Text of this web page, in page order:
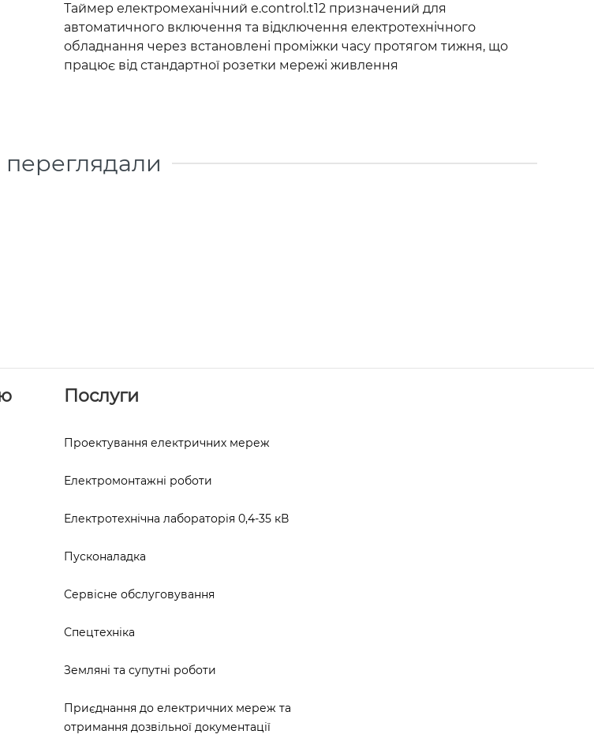
Таймер електромеханічний e.control.t12 призначений для
автоматичного включення та відключення електротехнічного
обладнання через встановлені проміжки часу протягом тижня, що
працює від стандартної розетки мережі живлення
Послуги
Проектування електричних мереж
Електромонтажні роботи
Електротехнічна лабораторія 0,4-35 кВ
Пусконаладка
Сервісне обслуговування
Спецтехніка
Земляні та супутні роботи
Приєднання до електричних мереж та
отримання дозвільної документації